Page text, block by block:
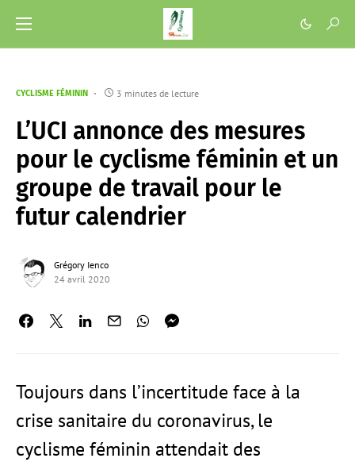
CYCLISME FÉMININ 3 minutes de lecture
L’UCI annonce des mesures
pour le cyclisme féminin et un
groupe de travail pour le
futur calendrier
Grégory Ienco
24 avril 2020
Toujours dans l’incertitude face à la
crise sanitaire du coronavirus, le
cyclisme féminin attendait des